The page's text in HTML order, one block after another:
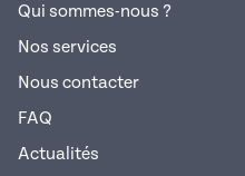
Qui sommes-nous ?
Nos services
Nous contacter
FAQ
Actualités